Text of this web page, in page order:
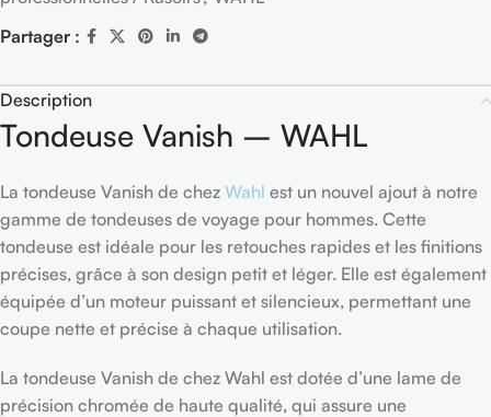
Partager :
Description
Tondeuse Vanish – WAHL
La tondeuse Vanish de chez Wahl est un nouvel ajout à notre
gamme de tondeuses de voyage pour hommes. Cette
tondeuse est idéale pour les retouches rapides et les finitions
précises, grâce à son design petit et léger. Elle est également
équipée d’un moteur puissant et silencieux, permettant une
coupe nette et précise à chaque utilisation.
La tondeuse Vanish de chez Wahl est dotée d’une lame de
précision chromée de haute qualité, qui assure une